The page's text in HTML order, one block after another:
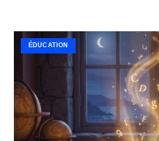
ÉDUCATION